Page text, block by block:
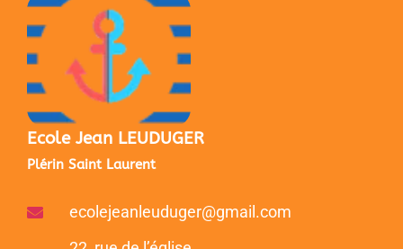
Ecole Jean LEUDUGER
Plérin Saint Laurent
ecolejeanleuduger@gmail.com